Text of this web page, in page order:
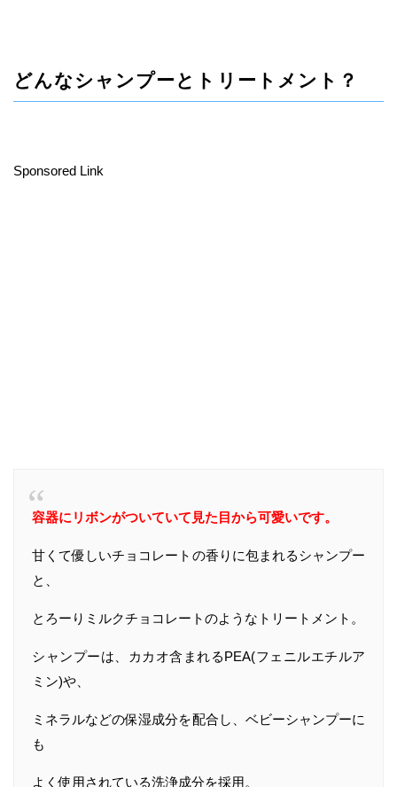
どんなシャンプーとトリートメント？
Sponsored Link
容器にリボンがついていて見た目から可愛いです。
甘くて優しいチョコレートの香りに包まれるシャンプー
と、
とろーりミルクチョコレートのようなトリートメント。
シャンプーは、カカオ含まれるPEA(フェニルエチルア
ミン)や、
ミネラルなどの保湿成分を配合し、ベビーシャンプーに
も
よく使用されている洗浄成分を採用。